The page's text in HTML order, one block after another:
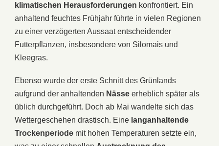
klimatischen Herausforderungen konfrontiert. Ein
anhaltend feuchtes Frühjahr führte in vielen Regionen
zu einer verzögerten Aussaat entscheidender
Futterpflanzen, insbesondere von Silomais und
Kleegras.
Ebenso wurde der erste Schnitt des Grünlands
aufgrund der anhaltenden Nässe erheblich später als
üblich durchgeführt. Doch ab Mai wandelte sich das
Wettergeschehen drastisch. Eine langanhaltende
Trockenperiode mit hohen Temperaturen setzte ein,